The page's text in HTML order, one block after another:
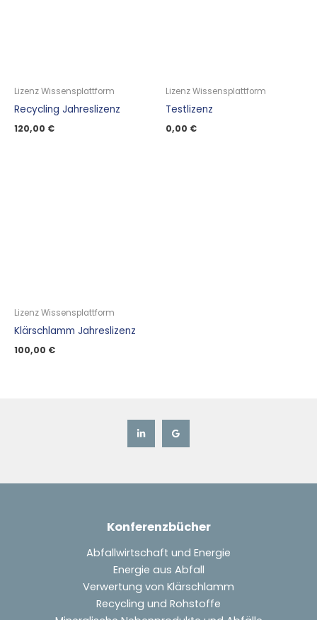
Lizenz Wissensplattform
Recycling Jahreslizenz
120,00 €
Lizenz Wissensplattform
Testlizenz
0,00 €
Lizenz Wissensplattform
Klärschlamm Jahreslizenz
100,00 €
Konferenzbücher
Abfallwirtschaft und Energie
Energie aus Abfall
Verwertung von Klärschlamm
Recycling und Rohstoffe